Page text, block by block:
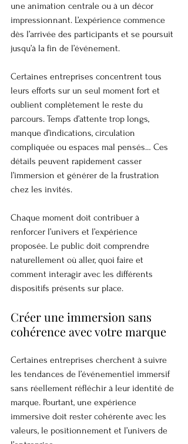
une animation centrale ou à un décor
impressionnant. L’expérience commence
dès l’arrivée des participants et se poursuit
jusqu’à la fin de l’événement.
Certaines entreprises concentrent tous
leurs efforts sur un seul moment fort et
oublient complètement le reste du
parcours. Temps d’attente trop longs,
manque d’indications, circulation
compliquée ou espaces mal pensés… Ces
détails peuvent rapidement casser
l’immersion et générer de la frustration
chez les invités.
Chaque moment doit contribuer à
renforcer l’univers et l’expérience
proposée. Le public doit comprendre
naturellement où aller, quoi faire et
comment interagir avec les différents
dispositifs présents sur place.
Créer une immersion sans
cohérence avec votre marque
Certaines entreprises cherchent à suivre
les tendances de l’événementiel immersif
sans réellement réfléchir à leur identité de
marque. Pourtant, une expérience
immersive doit rester cohérente avec les
valeurs, le positionnement et l’univers de